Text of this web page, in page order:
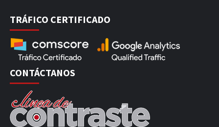
TRÁFICO CERTIFICADO
CONTÁCTANOS